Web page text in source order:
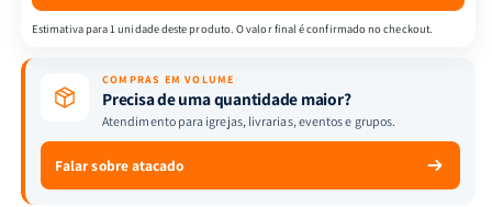
Transforme
Sua
com
Estratégias
Práticas
e
Poderosas
Transforme
Sua
com
Estratégias
Práticas
Poderosas
Estimativa para 1 unidade deste produto. O valor final é confirmado no checkout.
COMPRAS EM VOLUME
Precisa de uma quantidade maior?
Atendimento para igrejas, livrarias, eventos e grupos.
Falar sobre atacado